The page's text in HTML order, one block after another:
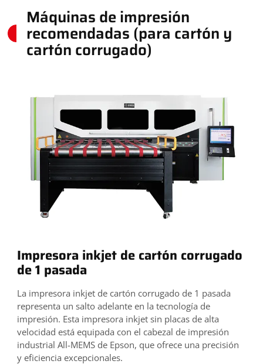
Máquinas de impresión
recomendadas (para cartón y
cartón corrugado)
Impresora inkjet de cartón corrugado
de 1 pasada
La impresora inkjet de cartón corrugado de 1 pasada
representa un salto adelante en la tecnología de
impresión. Esta impresora inkjet sin placas de alta
velocidad está equipada con el cabezal de impresión
industrial All-MEMS de Epson, que ofrece una precisión
y eficiencia excepcionales.